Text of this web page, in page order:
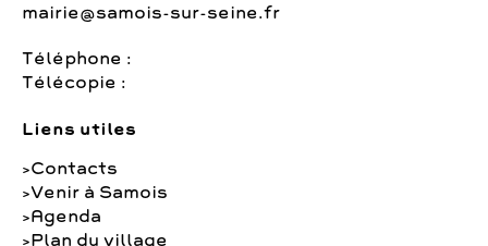
mairie@samois-sur-seine.fr
Téléphone :
Télécopie :
Liens utiles
Contacts
Venir à Samois
Agenda
Plan du village